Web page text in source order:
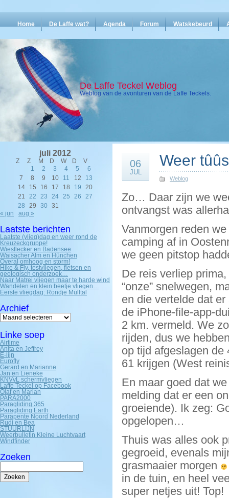
Home De Laffe wat? Agenda Forum Watskebeurd
De Laffe Teckel Weblog
Weblog van de avonturen van de Laffe Teckels.
juli 2012
Z Z M D W D
V
1
2 3 4 5
6
7
8 9 10 11 12
13
14
15 16 17 18 19
20
21
22 23 24 25 26
27
28
29 30
31
« jun
aug »
Laatste berichten
Laatste (vlieg)dag en weer rond de
Kreuzeckgruppe!
Wiesflecker en Badensee
Waisacher Alm en Hünchen
Overal omhoog en storm!
Hike & Fly, testvliegen, fietsen en
geologisch onderzoek…
Naar Matrei vliegen maar te harde wind
Wandelen en klein beetje vliegen…
Eerste vliegdag: Rondje Mülltal
Archief
Archief
Linke soep
Airtime
Anita en Jeffrey
E-lijn
Eurofly
Gerard en Marianne
Jan en Lieneke
KNVvL schermvliegen
Laffe Teckel op Facebook
Olaf en Marian
PARA2000
Paragliding 365
Paragliding Earth
Parapente Noord Nederland
Rudi en Bea
STUURLIJN
Weerbulletin Kleine Luchtvaart
Windfinder
Zoeken
Zoeken
naar:
06
JUL
Weer
Weblog
Zo… Daar zijn we
ontvangst was
Vanmorgen reden
camping af in
we geen pitstop
De reis verliep
“onze” snelwegen,
en die vertelde dat
de iPhone-file-app-
2 km. vermeld. We
rijden, dus we
op tijd afgeslagen
61 krijgen (West
En maar goed dat
melding dat er een
groeiende). Ik zeg:
opgelopen…
Thuis was alles ook
gegroeid, evenals
grasmaaier morgen
in de tuin, en heel
super netjes uit! Top!